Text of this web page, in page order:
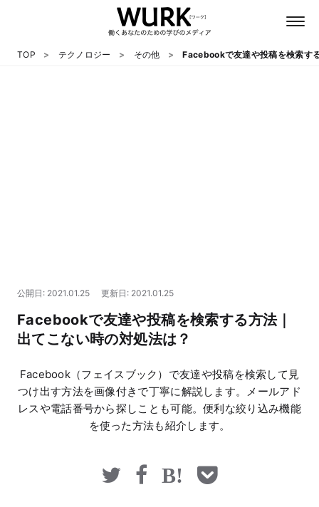
マネー
TOP テクノロジー その他 Facebookで友達や投稿を検索す
公開日: 2021.01.25 更新日: 2021.01.25
Facebookで友達や投稿を検索する方法｜
出てこない時の対処法は？
Facebook（フェイスブック）で友達や投稿を検索して見
つけ出す方法を画像付きで丁寧に解説します。メールアド
レスや電話番号から探しことも可能。便利な絞り込み機能
を使った方法も紹介します。